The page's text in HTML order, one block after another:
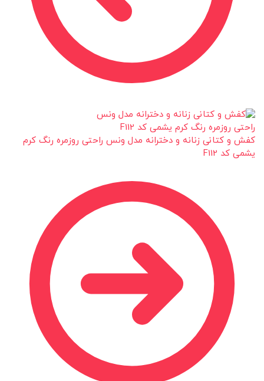
کفش و کتانی زنانه و دخترانه مدل ونس راحتی روزمره رنگ کرم
یشمی کد F112